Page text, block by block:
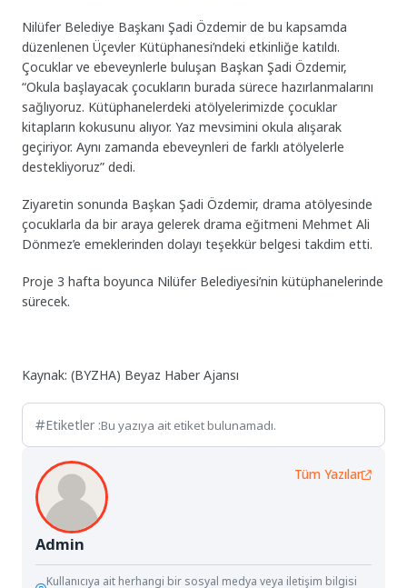
Nilüfer Belediye Başkanı Şadi Özdemir de bu kapsamda
düzenlenen Üçevler Kütüphanesi’ndeki etkinliğe katıldı.
Çocuklar ve ebeveynlerle buluşan Başkan Şadi Özdemir,
“Okula başlayacak çocukların burada sürece hazırlanmalarını
sağlıyoruz. Kütüphanelerdeki atölyelerimizde çocuklar
kitapların kokusunu alıyor. Yaz mevsimini okula alışarak
geçiriyor. Aynı zamanda ebeveynleri de farklı atölyelerle
destekliyoruz” dedi.
Ziyaretin sonunda Başkan Şadi Özdemir, drama atölyesinde
çocuklarla da bir araya gelerek drama eğitmeni Mehmet Ali
Dönmez’e emeklerinden dolayı teşekkür belgesi takdim etti.
Proje 3 hafta boyunca Nilüfer Belediyesi’nin kütüphanelerinde
sürecek.
Kaynak: (BYZHA) Beyaz Haber Ajansı
Etiketler :Bu yazıya ait etiket bulunamadı.
Admin
Tüm Yazılar
Kullanıcıya ait herhangi bir sosyal medya veya iletişim bilgisi